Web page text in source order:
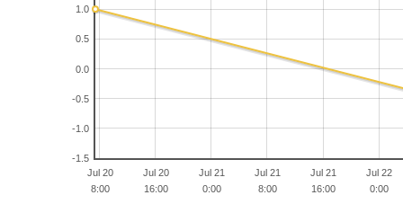
Jul 20
8:00
Jul 20
16:00
Jul 21
0:00
Jul 21
8:00
Jul 21
16:00
Jul 22
0:00
-1.5
-1.0
-0.5
0.0
0.5
1.0